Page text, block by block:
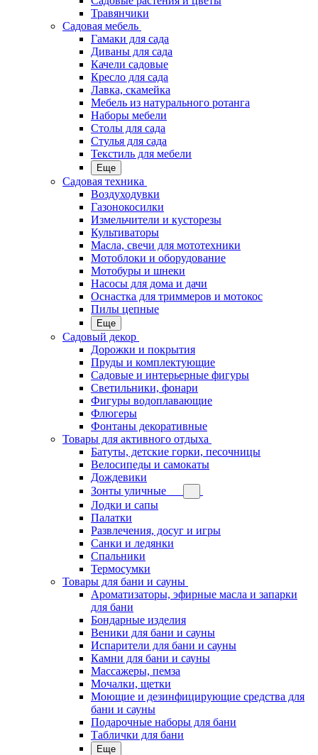
Травянчики
Садовая мебель
Гамаки для сада
Диваны для сада
Качели садовые
Кресло для сада
Лавка, скамейка
Мебель из натурального ротанга
Наборы мебели
Столы для сада
Стулья для сада
Текстиль для мебели
Еще
Садовая техника
Воздуходувки
Газонокосилки
Измельчители и кусторезы
Культиваторы
Масла, свечи для мототехники
Мотоблоки и оборудование
Мотобуры и шнеки
Насосы для дома и дачи
Оснастка для триммеров и мотокос
Пилы цепные
Еще
Садовый декор
Дорожки и покрытия
Пруды и комплектующие
Садовые и интерьерные фигуры
Светильники, фонари
Фигуры водоплавающие
Флюгеры
Фонтаны декоративные
Товары для активного отдыха
Батуты, детские горки, песочницы
Велосипеды и самокаты
Дождевики
Зонты уличные
Лодки и сапы
Палатки
Развлечения, досуг и игры
Санки и ледянки
Спальники
Термосумки
Товары для бани и сауны
Ароматизаторы, эфирные масла и запарки
для бани
Бондарные изделия
Веники для бани и сауны
Испарители для бани и сауны
Камни для бани и сауны
Массажеры, пемза
Мочалки, щетки
Моющие и дезинфицирующие средства для
бани и сауны
Подарочные наборы для бани
Таблички для бани
Еще